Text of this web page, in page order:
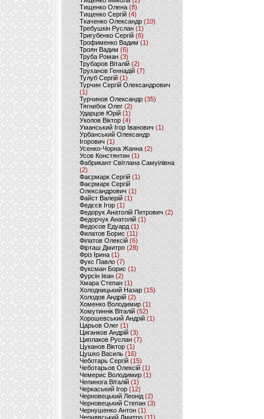
Тищенко Олена (8)
Тищенко Сергій (4)
Ткаченко Олександр (10)
Требушкін Руслан (1)
Тригубенко Сергій(6)
Трофименко Вадим (1)
Троян Вадим (6)
Труба Роман(3)
Трубаров Віталій (2)
Труханов Геннадій (7)
Тулуб Сергій(1)
Турчин Сергій Олександрович
(1)
Турчинов Олександр(35)
Тягнибок Олег (2)
Ударцов Юрій (1)
Уколов Віктор(4)
Уманський Ігор Іванович(1)
Урбанський Олександр
Ігорович (1)
Усенко-Чорна Жанна (2)
Усов Констянтин(1)
Фабрикант Світлана Самуілівна
(2)
Фаєрмарк Сергій(1)
Фаєрмарк Сергій
Олександрович (1)
Файст Валерій(1)
Федєєв Ігор (1)
Федорук Анатолій Петрович (2)
Федорчук Анатолій (1)
Федосов Едуард (1)
Филатов Борис (11)
Філатов Олексій (6)
Фірташ Дмитро (28)
Фріз Ірина (1)
Фукс Павло (7)
Фуксман Борис (1)
Фурсін Іван (2)
Хмара Степан(1)
Холодницький Назар(15)
Холодов Андрій (2)
Хоменко Володимир (1)
Хомутиннік Віталій (52)
Хорошевський Андрій (1)
Царьов Олег (1)
Циганков Андрій (3)
Циплаков Руслан(7)
Цуканов Віктор (1)
Цушко Василь (16)
Чеботарь Сергій (15)
Чеботарьов Олексій (1)
Чемерис Володимир (1)
Чепинога Віталій (1)
Черкаський Ігор (12)
Черновецький Леонід(2)
Черновецький Степан (3)
Чернушенко Антон (1)
Чернявський Дмитро(11)